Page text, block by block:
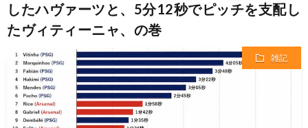
したハヴァーツと、5分12秒でピッチを支配し
たヴィティーニャ、の巻
雑記